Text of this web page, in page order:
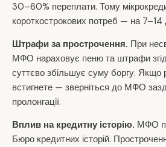
30–60% переплати. Тому
короткострокових потреб — на 7–14
Штрафи за прострочення. При
МФО нараховує пеню та штрафи
суттєво збільшує суму боргу. Якщо
встигнете — зверніться до МФО
пролонгації.
Вплив на кредитну історію. МФО
Бюро кредитних історій.